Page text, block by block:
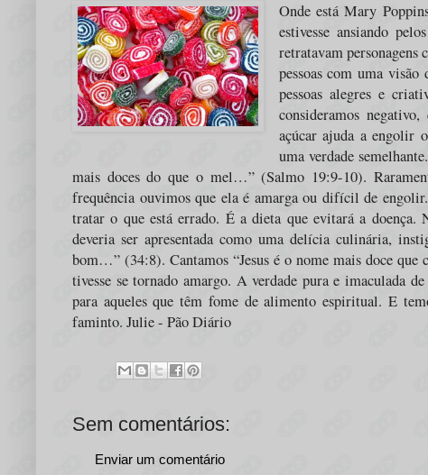
Onde está Mary
estivesse ansiando
retratavam personagens
pessoas com uma
pessoas alegres e
consideramos
açúcar ajuda a engolir
uma verdade
mais doces do que o mel…” (Salmo 19:9-10).
frequência ouvimos que ela é amarga ou difícil de
tratar o que está errado. É a dieta que evitará a
deveria ser apresentada como uma delícia culinária,
bom…” (34:8). Cantamos “Jesus é o nome mais doce que
tivesse se tornado amargo. A verdade pura e imaculada
para aqueles que têm fome de alimento espiritual. E
faminto. Julie - Pão Diário
Sem comentários:
Enviar um comentário